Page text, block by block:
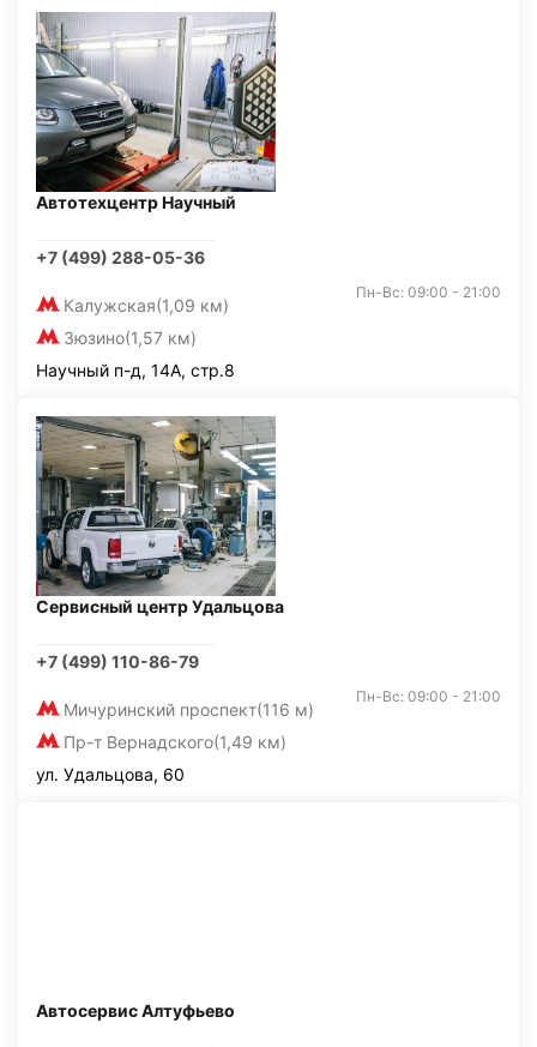
Автотехцентр Научный
+7 (499) 288-05-36
Калужская(1,09 км)
Зюзино(1,57 км)
Пн-Вс: 09:00 - 21:00
Научный п-д, 14А, стр.8
Сервисный центр Удальцова
+7 (499) 110-86-79
Мичуринский проспект(116 м)
Пр-т Вернадского(1,49 км)
Пн-Вс: 09:00 - 21:00
ул. Удальцова, 60
Автосервис Алтуфьево